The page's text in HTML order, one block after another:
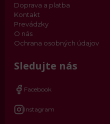
Doprava a platba
Kontakt
Prevádzky
O nás
Ochrana osobných údajov
Sledujte nás
Facebook
Instagram